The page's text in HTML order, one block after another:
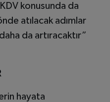
konusunda da
atılacak adımlar
da artıracaktır”
hayata